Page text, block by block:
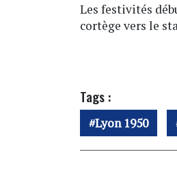
Les festivités
cortège vers le
Tags :
Lyon 1950